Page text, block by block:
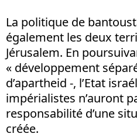
La politique de
également les deux
Jérusalem. En
« développement
d’apartheid -, l’Etat
impérialistes n’auront
responsabilité d’une
créée.